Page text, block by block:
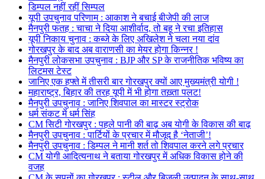
डिम्पल नहीं रहीं सिम्पल
यूपी उपचुनाव परिणाम : आकाश ने बचाई बीजेपी की लाज
मैनपुरी फतह : चाचा ने दिया आशीर्वाद, तो बहू ने रचा इतिहास
यूपी निकाय चुनाव : कब्जे के लिए अखिलेश ने चला नया दांव
गोरखपुर के बाद अब वाराणसी का मेयर होगा किन्नर !
मैनपुरी लोकसभा उपचुनाव : BJP और SP के राजनीतिक भविष्य का
लिटमस टेस्ट
जानिए एक हफ्ते में तीसरी बार गोरखपुर क्यों आए मुख्यमंत्री योगी !
महाराष्ट्र, बिहार की तरह यूपी में भी होगा तख़्ता पलट!
मैनपुरी उपचुनाव : जानिए शिवपाल का मास्टर स्ट्रोक
धर्म संकट में धर्म सिंह
CM सिटी गोरखपुर : पहले पानी की बाढ़ अब योगी के विकास की बाढ़
मैनपुरी उपचुनाव : पार्टियों के प्रचार में मौजूद है ‘नेताजी’!
मैनपुरी उपचुनाव : डिम्पल ने मानी शर्त तो शिवपाल करने लगे प्रचार
CM योगी आदित्यनाथ ने बताया गोरखपुर में अधिक विकास होने की
वजह